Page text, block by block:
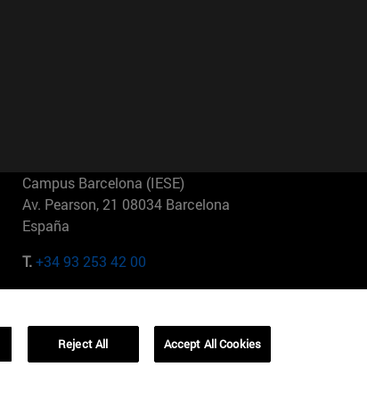
Campus Barcelona (IESE)
Av. Pearson, 21 08034 Barcelona
España
T.+34 93 253 42 00
01321001 Bela Vista Brasil
Reject All Accept All Cookies